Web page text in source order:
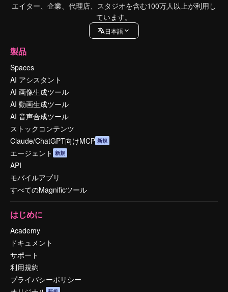
エイター、企業、代理店、スタジオを含む100万人以上が利用し
ています。
日本語
製品
Spaces
AI アシスタント
AI 画像生成ツール
AI 動画生成ツール
AI 音声合成ツール
ストックコンテンツ
Claude/ChatGPT向けMCP 新規
エージェント 新規
API
モバイルアプリ
すべてのMagnificツール
はじめに
Academy
ドキュメント
サポート
利用規約
プライバシーポリシー